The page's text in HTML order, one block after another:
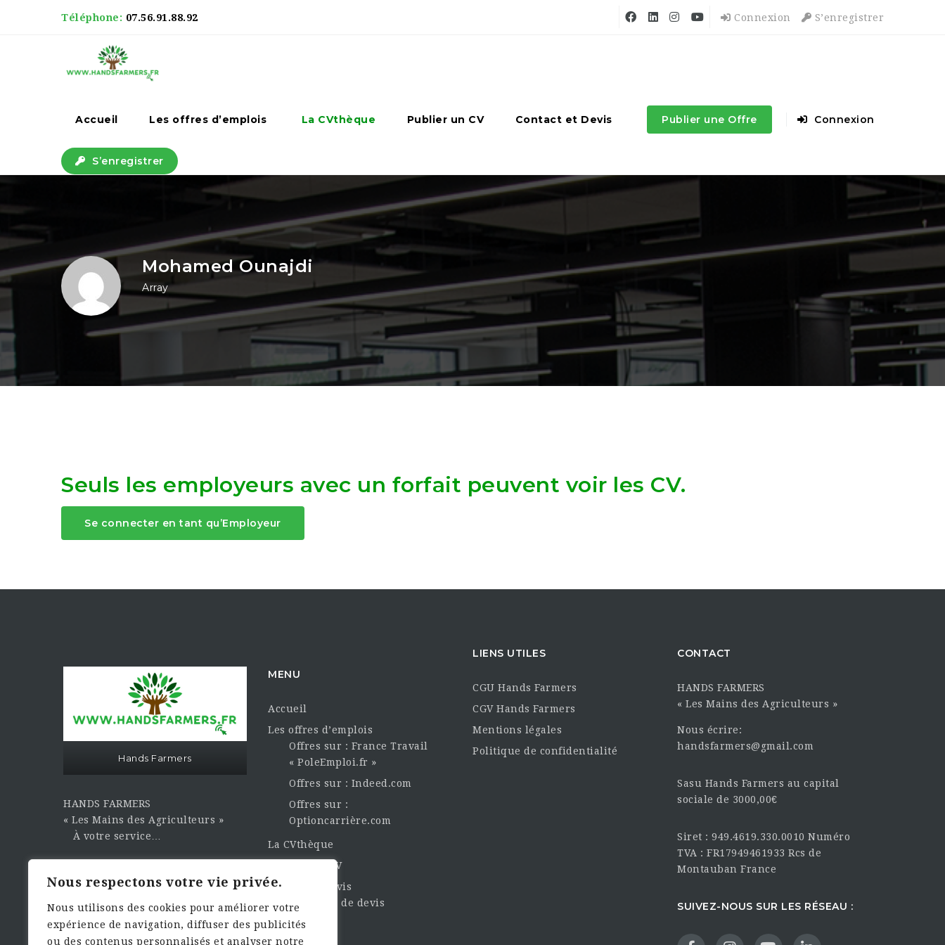
Nous respectons votre vie privée.
Nous utilisons des cookies pour améliorer votre
expérience de navigation, diffuser des publicités
ou des contenus personnalisés et analyser notre
Téléphone: 07.56.91.88.92 Connexion S’enregistrer
Accueil Les offres d’emplois La CVthèque Publier un CV Contact et Devis Publier une Offre Connexion
S’enregistrer
Mohamed Ounajdi
Array
Seuls les employeurs avec un forfait peuvent voir les CV.
Se connecter en tant qu’Employeur
Hands Farmers
HANDS FARMERS
« Les Mains des Agriculteurs »
À votre service…
sociale de 3000,00€
Siret : 949.461.933.00010 Numéro
MENU
Accueil
Les offres d’emplois
Offres sur : France Travail
« PoleEmploi.fr »
Offres sur : Indeed.com
Offres sur :
Optioncarrière.com
La CVthèque
Publier un CV
Contact et Devis
Demande de devis
LIENS UTILES
CGU Hands Farmers
CGV Hands Farmers
Mentions légales
Politique de confidentialité
CONTACT
HANDS FARMERS
« Les Mains des Agriculteurs »
Nous écrire:
handsfarmers@gmail.com
Sasu Hands Farmers au capital
sociale de 3000,00€
Siret : 949.4619.330.0010 Numéro
TVA : FR17949461933 Rcs de
Montauban France
SUIVEZ-NOUS SUR LES RÉSEAU :